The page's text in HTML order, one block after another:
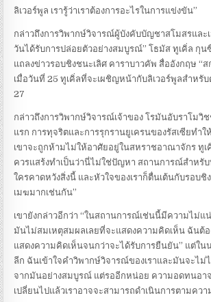
ลิเวอร์พูล เรารู้ว่าเราต้องการอะไรในการแข่งขัน”
กล่าวถึงการวิพากษ์วิจารณ์ผู้บังคับบัญชาสโมสรและ
วันได้รับการปล่อยตัวอย่างสมบูรณ์” โธมัส ทูเคิ่ล กุน
แถลงข่าวรอบชิงชนะเลิศ คาราบาวคัพ สื่ออังกฤษ “ส
เมื่อวันที่ 25 ทูเคิ่ลที่จะเผชิญหน้ากับลิเวอร์พูลสำหรั
27
กล่าวถึงการวิพากษ์วิจารณ์เจ้าของ โรมันอับราโมวิ
แรก การทุจริตและการรุกรานยูเครนของรัสเซียทำใ
เขาจะถูกห้ามไม่ให้อาศัยอยู่ในสหราชอาณาจักร ทู
ควรแสร้งทำเป็นว่านี่ไม่ใช่ปัญหา สถานการณ์สำหรั
ใครคาดหวังสิ่งนี้ และหัวใจของเราก็ตื่นเต้นกับรอบชิ
เมฆมากเช่นกัน”
เขายังกล่าวอีกว่า “ในสถานการณ์เช่นนี้มีความไม่
มันไม่สมเหตุสมผลเลยที่จะแสดงความคิดเห็น ฉันต้
แสดงความคิดเห็นจนกว่าจะได้รับการยืนยัน” แต่ใ
ลีก ฉันเข้าใจคำวิพากษ์วิจารณ์ของเราและมันจะไม่
จากมันอย่างสมบูรณ์ แต่รออีกหน่อย ความอดทนอา
เปลี่ยนไปแล้วเราอาจจะสามารถดำเนินการตามคว